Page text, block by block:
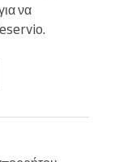
να